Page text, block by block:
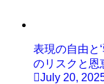
表現の自由と
のリスクと恩
July 20,